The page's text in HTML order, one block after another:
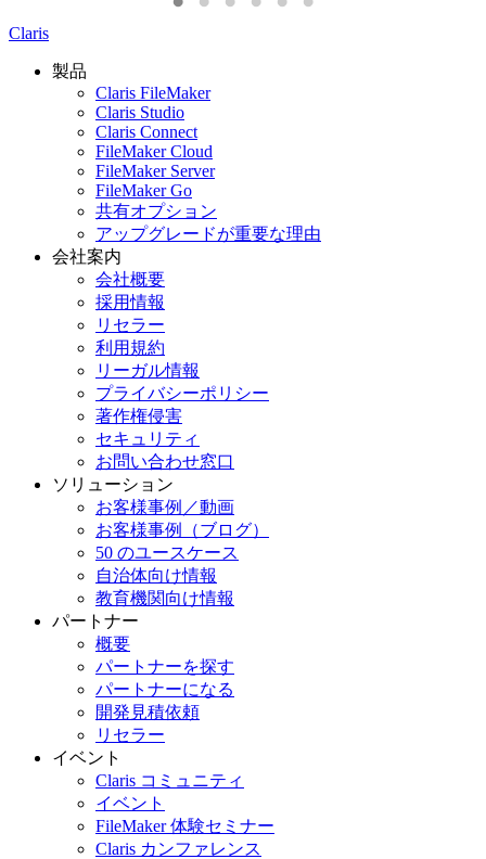
Claris
製品
Claris FileMaker
Claris Studio
Claris Connect
FileMaker Cloud
FileMaker Server
FileMaker Go
共有オプション
アップグレードが重要な理由
会社案内
会社概要
採用情報
リセラー
利用規約
リーガル情報
プライバシーポリシー
著作権侵害
セキュリティ
お問い合わせ窓口
ソリューション
お客様事例／動画
お客様事例（ブログ）
50 のユースケース
自治体向け情報
教育機関向け情報
パートナー
概要
パートナーを探す
パートナーになる
開発見積依頼
リセラー
イベント
Claris コミュニティ
イベント
FileMaker 体験セミナー
Claris カンファレンス